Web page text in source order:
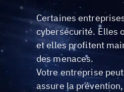
Certaines
cybersécurité. Elles
et elles profitent
des menaces.
Votre entreprise
assure la